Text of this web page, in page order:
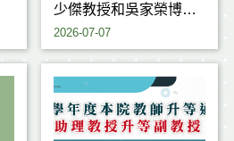
少傑教授和吳家榮博士
研究團隊，成功揭開植
關鍵機制，研究成果刊
登於國際期刊《Journal
of Experimental
Botany》
2026-07-07